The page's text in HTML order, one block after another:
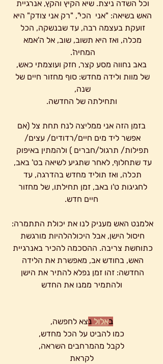
וכל השדה ניצת. שיא הקיץ והקץ, אנרגיית
האש בשיאה: "אני  הכי", "רק אני צודק" היא
זועקת בעצמה רבה, עד שבנשקה, הכל
מכלה, ואז היא תשוב, שוב, אל ה'אמא
המחיה'.
באב נחווה מסע קצר, חזק ועוצמתי כאש,
של מוות ולידה מחדש: סוף מחזור חיים של
שנה,
ותחילתה של החדשה.
בזמן הזה אני ממליצה לנח תחת צל (אם
אפשר ליד מים חיים/רדודים/ עצים/
תפילות/ תרגול/חברים ) ולהמתין באיפוק
עד שתחלוף, לאחר שתגיע לשיאה בט' באב,
תכלה, ואז תוליד מחדש בהדרגה, עד
לחגיגות ט'ו באב, זמן תחילתו, של מחזור
חיים חדש.
אלמנט האש מעניק לנו את יכולת התתמרה:
חיסול הישן, אבל היכולהלהיות מורגשת
כתוחשת צריבה. ההסכמה להכיר באנרגיית
האש, בחודש אב, מאפשרת את הלידה
החדשה: זהו זמן נפלא להתיר את הישן
ולהתמיר ממנו את החדש
באלול נצא לחפשה,
לקבל מהמרחבים השראה,
לקראת